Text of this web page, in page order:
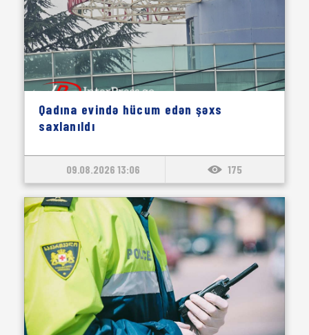
Qadına evində hücum edən şəxs
saxlanıldı
09.08.2026 13:06 175